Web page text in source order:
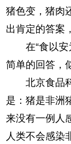
猪色变，猪肉
出肯定的答案
在“食以安
简单的回答，
北京食品科
是：猪是非洲
来没有一例人
人类不会感染